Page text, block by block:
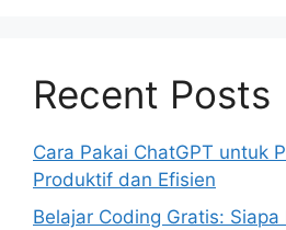
Recent Posts
Cara Pakai ChatGPT untuk
Produktif dan Efisien
Belajar Coding Gratis: Siapa